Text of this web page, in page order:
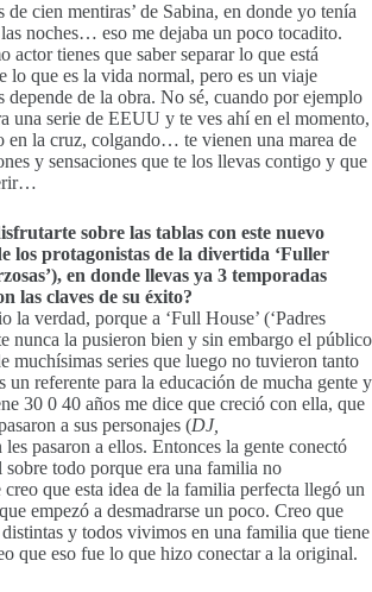
de cien mentiras’ de Sabina, en donde yo tenía
noches… eso me dejaba un poco tocadito.
actor tienes que saber separar lo que está
lo que es la vida normal, pero es un viaje
depende de la obra. No sé, cuando por ejemplo
una serie de EEUU y te ves ahí en el momento,
en la cruz, colgando… te vienen una marea de
y sensaciones que te los llevas contigo y que
sobre las tablas con este nuevo
los protagonistas de la divertida ‘Fuller
en donde llevas ya 3 temporadas
las claves de su éxito?
la verdad, porque a ‘Full House’ (‘Padres
nunca la pusieron bien y sin embargo el público
muchísimas series que luego no tuvieron tanto
un referente para la educación de mucha gente y
30 0 40 años me dice que creció con ella, que
a sus personajes (DJ,
pasaron a ellos. Entonces la gente conectó
todo porque era una familia no
que esta idea de la familia perfecta llegó un
empezó a desmadrarse un poco. Creo que
y todos vivimos en una familia que tiene
que eso fue lo que hizo conectar a la original.